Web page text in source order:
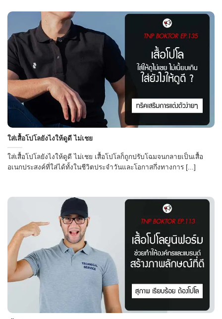
ใส่เสื้อโปโลยังไงให้ดูดี ไม่เชย
ใส่เสื้อโปโลยังไงให้ดูดี ไม่เชย เสื้อโปโลก็ถูกปรับโฉมจนกลายเป็นเสื้อ
อเนกประสงค์ที่ใส่ได้ทั้งในชีวิตประจำวันและโอกาสกึ่งทางการ [...]
→